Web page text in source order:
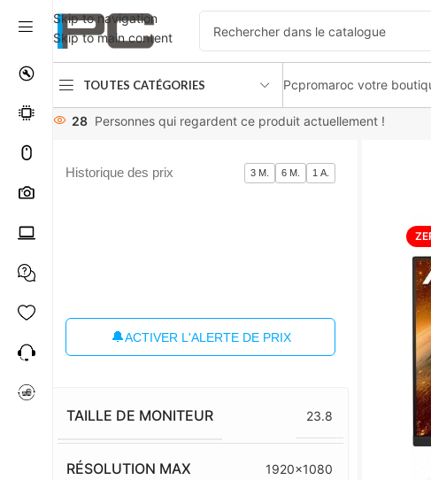
Skip to navigation
Skip to main content
TOUTES CATÉGORIES Pcpromaroc votre
Accueil périphériques Moniteurs
Monitor 23.8 “ASUS TUF
28 Personnes qui regardent ce produit actuellement !
Historique des prix 3 M. 6 M. 1 A.
🔔ACTIVER L'ALERTE DE PRIX
TAILLE DE MONITEUR 23.8
RÉSOLUTION MAX 1920×1080